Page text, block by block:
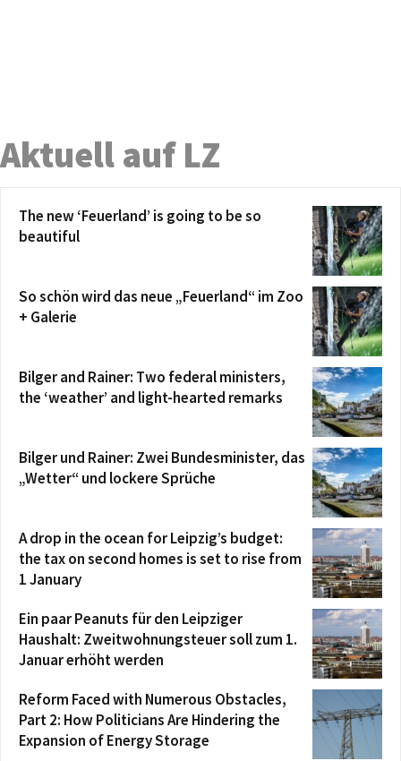
Aktuell auf LZ
The new ‘Feuerland’ is going to be so
beautiful
So schön wird das neue „Feuerland“ im Zoo
+ Galerie
Bilger and Rainer: Two federal ministers,
the ‘weather’ and light-hearted remarks
Bilger und Rainer: Zwei Bundesminister, das
„Wetter“ und lockere Sprüche
A drop in the ocean for Leipzig’s budget:
the tax on second homes is set to rise from
1 January
Ein paar Peanuts für den Leipziger
Haushalt: Zweitwohnungsteuer soll zum 1.
Januar erhöht werden
Reform Faced with Numerous Obstacles,
Part 2: How Politicians Are Hindering the
Expansion of Energy Storage